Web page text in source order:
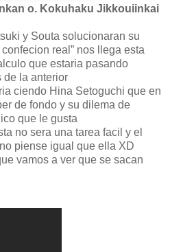
o. Kokuhaku Jikkouiinkai
y Souta solucionaran su
real” nos llega esta
que estaria pasando
de la anterior
ciendo Hina Setoguchi que en
de fondo y su dilema de
que le gusta
no sera una tarea facil y el
piense igual que ella XD
vamos a ver que se sacan